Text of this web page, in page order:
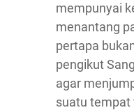
mempunyai
menantang
pertapa
pengikut
agar
suatu tempat